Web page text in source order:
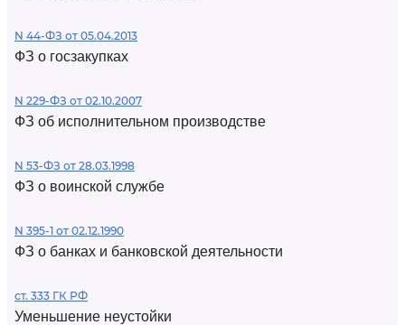
N 44-ФЗ от 05.04.2013
ФЗ о госзакупках
N 229-ФЗ от 02.10.2007
ФЗ об исполнительном производстве
N 53-ФЗ от 28.03.1998
ФЗ о воинской службе
N 395-1 от 02.12.1990
ФЗ о банках и банковской деятельности
ст. 333 ГК РФ
Уменьшение неустойки